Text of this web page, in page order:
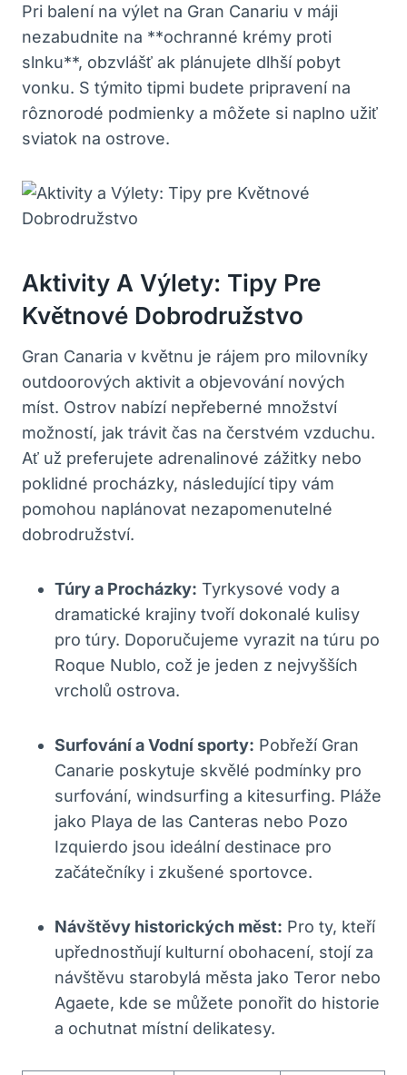
Pri balení na výlet na Gran Canariu v máji
nezabudnite na **ochranné krémy proti
slnku**, obzvlášť ak plánujete dlhší pobyt
vonku. S týmito tipmi budete pripravení na
rôznorodé podmienky a môžete si naplno užiť
sviatok na ostrove.
Aktivity A Výlety: Tipy Pre
Květnové Dobrodružstvo
Gran Canaria v květnu je rájem pro milovníky
outdoorových aktivit a objevování nových
míst. Ostrov nabízí nepřeberné množství
možností, jak trávit čas na čerstvém vzduchu.
Ať už preferujete adrenalinové zážitky nebo
poklidné procházky, následující tipy vám
pomohou naplánovat nezapomenutelné
dobrodružství.
Túry a Procházky: Tyrkysové vody a
dramatické krajiny tvoří dokonalé kulisy
pro túry. Doporučujeme vyrazit na túru po
Roque Nublo, což je jeden z nejvyšších
vrcholů ostrova.
Surfování a Vodní sporty: Pobřeží Gran
Canarie poskytuje skvělé podmínky pro
surfování, windsurfing a kitesurfing. Pláže
jako Playa de las Canteras nebo Pozo
Izquierdo jsou ideální destinace pro
začátečníky i zkušené sportovce.
Návštěvy historických měst: Pro ty, kteří
upřednostňují kulturní obohacení, stojí za
návštěvu starobylá města jako Teror nebo
Agaete, kde se můžete ponořit do historie
a ochutnat místní delikatesy.